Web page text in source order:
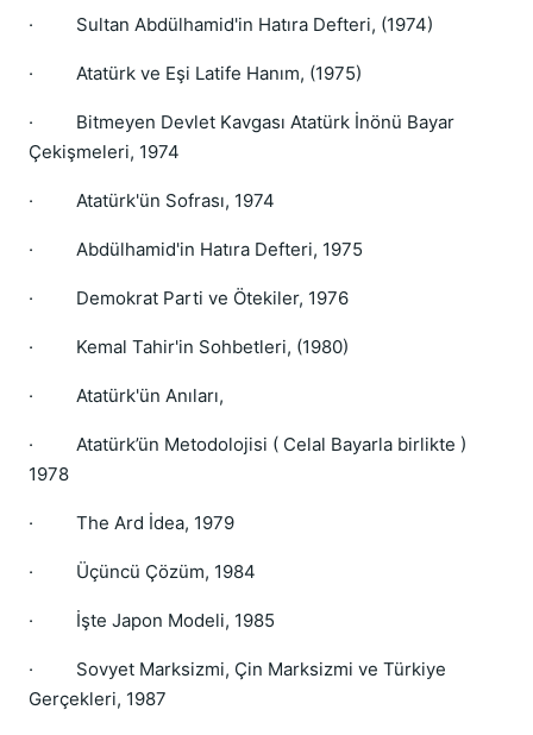
· Sultan Abdülhamid'in Hatıra Defteri, (1974)
· Atatürk ve Eşi Latife Hanım, (1975)
· Bitmeyen Devlet Kavgası Atatürk İnönü Bayar
Çekişmeleri, 1974
· Atatürk'ün Sofrası, 1974
· Abdülhamid'in Hatıra Defteri, 1975
· Demokrat Parti ve Ötekiler, 1976
· Kemal Tahir'in Sohbetleri, (1980)
· Atatürk'ün Anıları,
· Atatürk’ün Metodolojisi ( Celal Bayarla birlikte )
1978
· The Ard İdea, 1979
· Üçüncü Çözüm, 1984
· İşte Japon Modeli, 1985
· Sovyet Marksizmi, Çin Marksizmi ve Türkiye
Gerçekleri, 1987